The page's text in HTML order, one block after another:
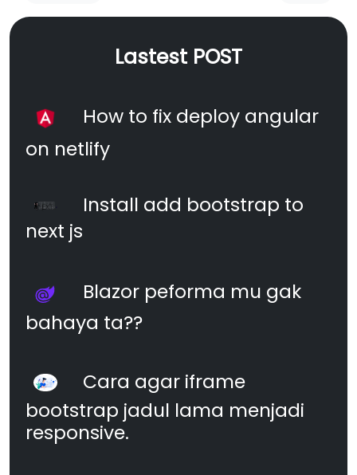
Lastest POST
How to fix deploy angular
on netlify
Install add bootstrap to
next js
Blazor peforma mu gak
bahaya ta??
Cara agar iframe
bootstrap jadul lama menjadi
responsive.